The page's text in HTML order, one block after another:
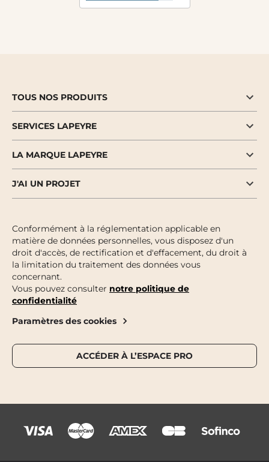
TOUS NOS PRODUITS
SERVICES LAPEYRE
LA MARQUE LAPEYRE
J'AI UN PROJET
Conformément à la réglementation applicable en
matière de données personnelles, vous disposez d'un
droit d'accès, de rectification et d'effacement, du droit à
la limitation du traitement des données vous
concernant.
Vous pouvez consulter notre politique de
confidentialité
Paramètres des cookies
ACCÉDER À L’ESPACE PRO